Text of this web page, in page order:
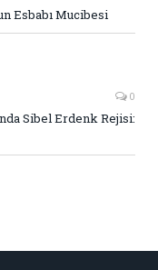
Esbabı Mucibesi
0
Sibel Erdenk Rejisi: